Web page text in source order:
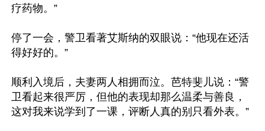
疗药物。”
停了一会，警卫看著艾斯纳的双眼说：“他现在还活
得好好的。”
顺利入境后，夫妻两人相拥而泣。芭特斐儿说：“警
卫看起来很严厉，但他的表现却那么温柔与善良，
这对我来说学到了一课，评断人真的别只看外表。”